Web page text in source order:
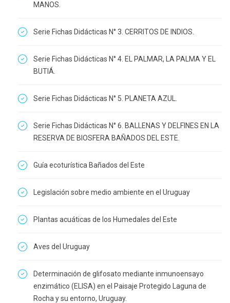
MANOS.
Serie Fichas Didácticas N° 3. CERRITOS DE INDIOS.
Serie Fichas Didácticas N° 4. EL PALMAR, LA PALMA Y EL
BUTIÁ.
Serie Fichas Didácticas N° 5. PLANETA AZUL.
Serie Fichas Didácticas N° 6. BALLENAS Y DELFINES EN LA
RESERVA DE BIOSFERA BAÑADOS DEL ESTE.
Guía ecoturística Bañados del Este
Legislación sobre medio ambiente en el Uruguay
Plantas acuáticas de los Humedales del Este
Aves del Uruguay
Determinación de glifosato mediante inmunoensayo
enzimático (ELISA) en el Paisaje Protegido Laguna de
Rocha y su entorno, Uruguay.